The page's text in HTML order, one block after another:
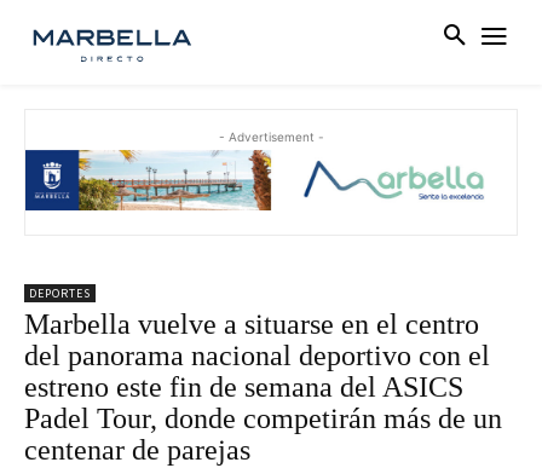
- Advertisement -
DEPORTES
Marbella vuelve a situarse en el centro
del panorama nacional deportivo con el
estreno este fin de semana del ASICS
Padel Tour, donde competirán más de un
centenar de parejas